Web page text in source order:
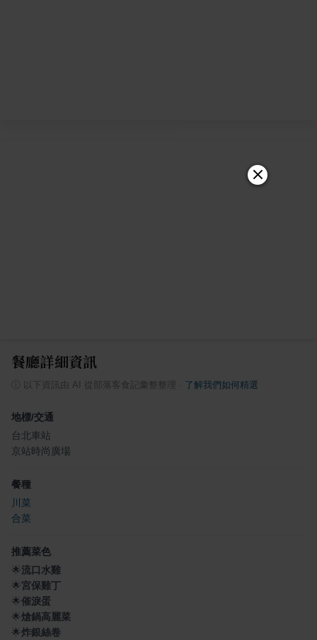
餐廳詳細資訊
以下資訊由 AI 從部落客食記彙整整理 了解我們如何精選
地標/交通
台北車站
京站時尚廣場
餐種
川菜
合菜
推薦菜色
🌟流口水雞
🌟宮保雞丁
🌟催淚蛋
🌟熗鍋高麗菜
🌟炸銀絲卷